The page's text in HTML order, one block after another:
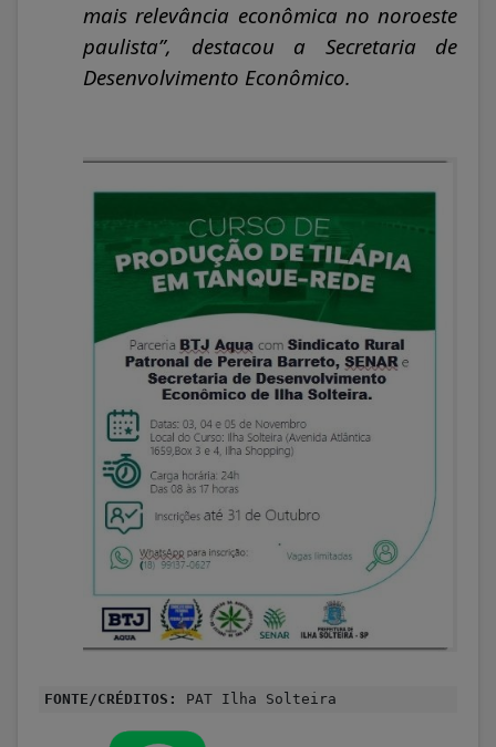
mais relevância econômica no noroeste
paulista”, destacou a Secretaria de
Desenvolvimento Econômico.
FONTE/CRÉDITOS: PAT Ilha Solteira